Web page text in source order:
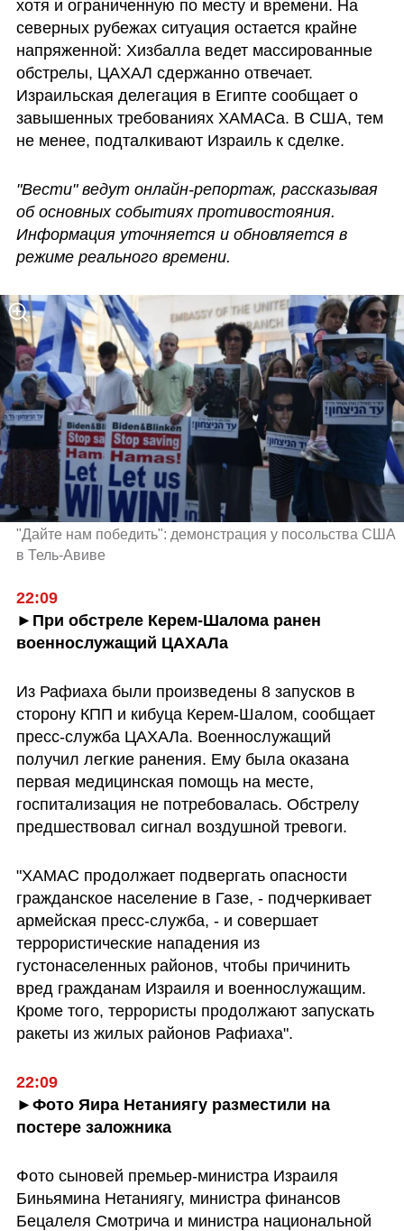
хотя и ограниченную по месту и времени. На
северных рубежах ситуация остается крайне
напряженной: Хизбалла ведет массированные
обстрелы, ЦАХАЛ сдержанно отвечает.
Израильская делегация в Египте сообщает о
завышенных требованиях ХАМАСа. В США, тем
не менее, подталкивают Израиль к сделке.
"Вести" ведут онлайн-репортаж, рассказывая
об основных событиях противостояния.
Информация уточняется и обновляется в
режиме реального времени.
"Дайте нам победить": демонстрация у посольства США
в Тель-Авиве
22:09
►При обстреле Керем-Шалома ранен
военнослужащий ЦАХАЛа
Из Рафиаха были произведены 8 запусков в
сторону КПП и кибуца Керем-Шалом, сообщает
пресс-служба ЦАХАЛа. Военнослужащий
получил легкие ранения. Ему была оказана
первая медицинская помощь на месте,
госпитализация не потребовалась. Обстрелу
предшествовал сигнал воздушной тревоги.
"ХАМАС продолжает подвергать опасности
гражданское население в Газе, - подчеркивает
армейская пресс-служба, - и совершает
террористические нападения из
густонаселенных районов, чтобы причинить
вред гражданам Израиля и военнослужащим.
Кроме того, террористы продолжают запускать
ракеты из жилых районов Рафиаха".
22:09
►Фото Яира Нетаниягу разместили на
постере заложника
Фото сыновей премьер-министра Израиля
Биньямина Нетаниягу, министра финансов
Бецалеля Смотрича и министра национальной